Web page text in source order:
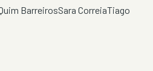
BarreirosSara CorreiaTiago